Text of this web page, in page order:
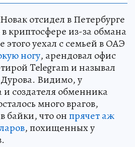
отсидел в Петербурге
криптосфере из-за обмана
этого уехал с семьей в ОАЭ
ногу, арендовал офис
Telegram и называл
Видимо, у
создателя обменника
много врагов,
байки, что онпрячет аж
, похищенных у